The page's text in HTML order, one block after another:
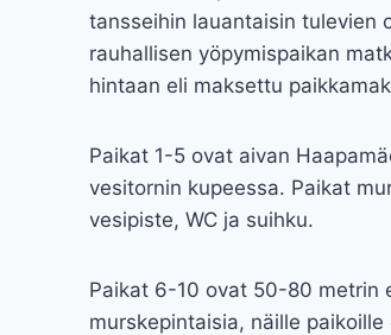
tansseihin lauantaisin tulevien
rauhallisen yöpymispaikan
hintaan eli maksettu
Paikat 1-5 ovat aivan
vesitornin kupeessa. Paikat
vesipiste, WC ja suihku.
Paikat 6-10 ovat 50-80 metrin
murskepintaisia, näille